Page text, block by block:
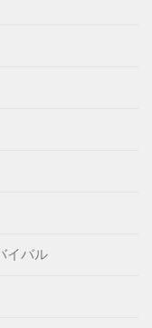
イバル